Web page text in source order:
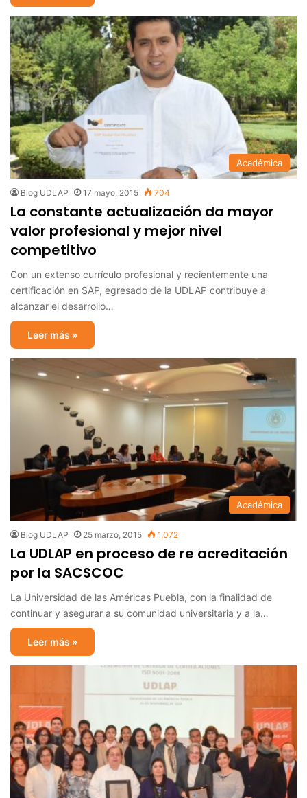
Académica
Blog UDLAP 17 mayo, 2015 704
La constante actualización da mayor
valor profesional y mejor nivel
competitivo
Con un extenso currículo profesional y recientemente una
certificación en SAP, egresado de la UDLAP contribuye a
alcanzar el desarrollo…
Leer más »
Académica
Blog UDLAP 25 marzo, 2015 1,072
La UDLAP en proceso de re acreditación
por la SACSCOC
La Universidad de las Américas Puebla, con la finalidad de
continuar y asegurar a su comunidad universitaria y a la…
Leer más »